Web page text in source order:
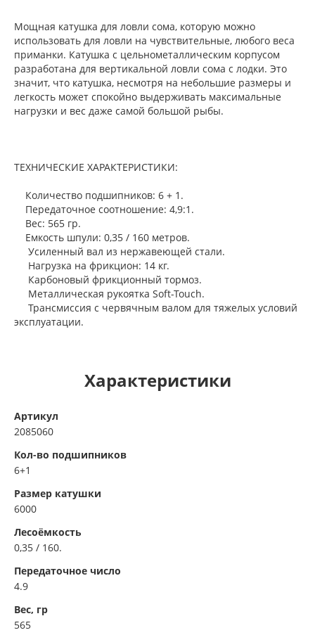
Мощная катушка для ловли сома, которую можно
использовать для ловли на чувствительные, любого веса
приманки. Катушка с цельнометаллическим корпусом
разработана для вертикальной ловли сома с лодки. Это
значит, что катушка, несмотря на небольшие размеры и
легкость может спокойно выдерживать максимальные
нагрузки и вес даже самой большой рыбы.
ТЕХНИЧЕСКИЕ ХАРАКТЕРИСТИКИ:
Количество подшипников: 6 + 1.
Передаточное соотношение: 4,9:1.
Вес: 565 гр.
Емкость шпули: 0,35 / 160 метров.
Усиленный вал из нержавеющей стали.
Нагрузка на фрикцион: 14 кг.
Карбоновый фрикционный тормоз.
Металлическая рукоятка Soft-Touch.
Трансмиссия с червячным валом для тяжелых условий
эксплуатации.
Характеристики
Артикул
2085060
Кол-во подшипников
6+1
Размер катушки
6000
Лесоёмкость
0,35 / 160.
Передаточное число
4.9
Вес, гр
565